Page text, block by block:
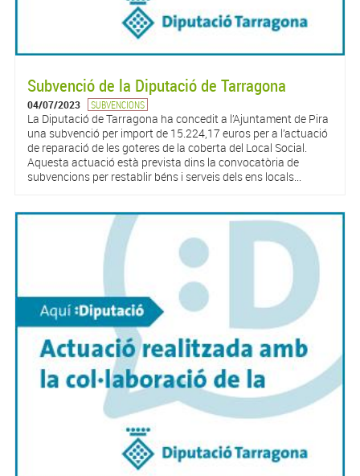
Subvenció de la Diputació de Tarragona
04/07/2023 SUBVENCIONS
La Diputació de Tarragona ha concedit a l’Ajuntament de Pira
una subvenció per import de 15.224,17 euros per a l’actuació
de reparació de les goteres de la coberta del Local Social.
Aquesta actuació està prevista dins la convocatòria de
subvencions per restablir béns i serveis dels ens locals...